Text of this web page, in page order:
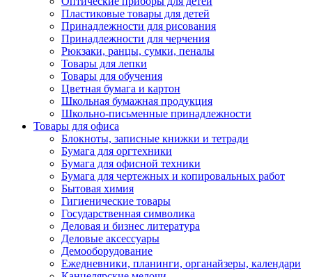
Пластиковые товары для детей
Принадлежности для рисования
Принадлежности для черчения
Рюкзаки, ранцы, сумки, пеналы
Товары для лепки
Товары для обучения
Цветная бумага и картон
Школьная бумажная продукция
Школьно-письменные принадлежности
Товары для офиса
Блокноты, записные книжки и тетради
Бумага для оргтехники
Бумага для офисной техники
Бумага для чертежных и копировальных работ
Бытовая химия
Гигиенические товары
Государственная символика
Деловая и бизнес литература
Деловые аксессуары
Демооборудование
Ежедневники, планинги, органайзеры, календари